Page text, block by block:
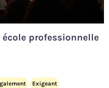
école professionnelle
Exigeant